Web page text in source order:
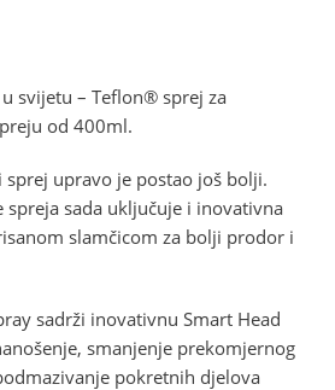
svijetu – Teflon® sprej za
od 400ml.
upravo je postao još bolji.
spreja sada uključuje i inovativna
slamčicom za bolji prodor i
sadrži inovativnu Smart Head
smanjenje prekomjernog
pokretnih djelova